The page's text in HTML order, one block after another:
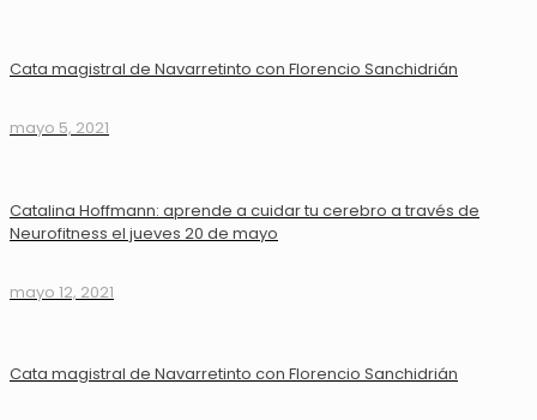
Cata magistral de Navarretinto con Florencio Sanchidrián
mayo 5, 2021
Catalina Hoffmann: aprende a cuidar tu cerebro a través de
Neurofitness el jueves 20 de mayo
mayo 12, 2021
Cata magistral de Navarretinto con Florencio Sanchidrián